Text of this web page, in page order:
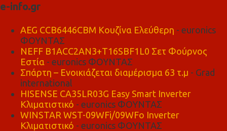
e-info.gr
AEG CCB6446CBM Κουζίνα Ελεύθερη - euronics
ΦΟΥΝΤΑΣ
NEFF B1ACC2AN3+T16SBF1L0 Σετ Φούρνος
Εστία - euronics ΦΟΥΝΤΑΣ
Σπάρτη – Ενοικιάζεται διαμέρισμα 63 τ.μ - Grad
international
HISENSE CA35LR03G Easy Smart Inverter
Κλιματιστικό - euronics ΦΟΥΝΤΑΣ
WINSTAR WST-09WFi/09WFo Inverter
Κλιματιστικό - euronics ΦΟΥΝΤΑΣ